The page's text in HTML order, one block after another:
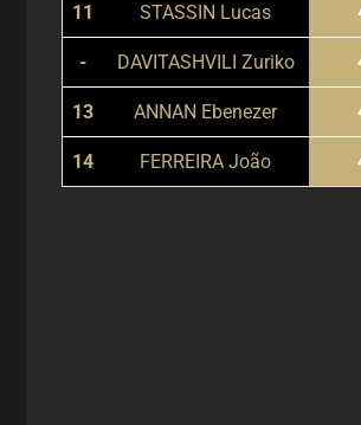
11 STASSIN Lucas
- DAVITASHVILI Zuriko
13 ANNAN Ebenezer
14 FERREIRA João